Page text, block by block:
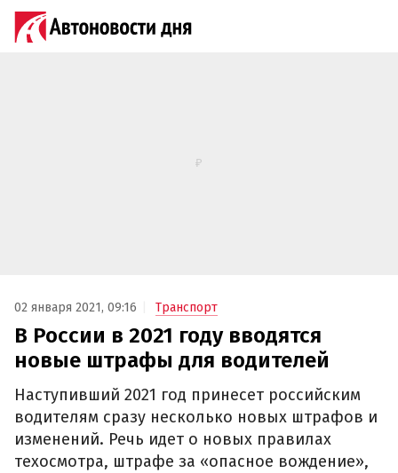
02 января 2021, 09:16 Транспорт
В России в 2021 году вводятся
новые штрафы для водителей
Наступивший 2021 год принесет российским
водителям сразу несколько новых штрафов и
изменений. Речь идет о новых правилах
техосмотра, штрафе за «опасное вождение»,